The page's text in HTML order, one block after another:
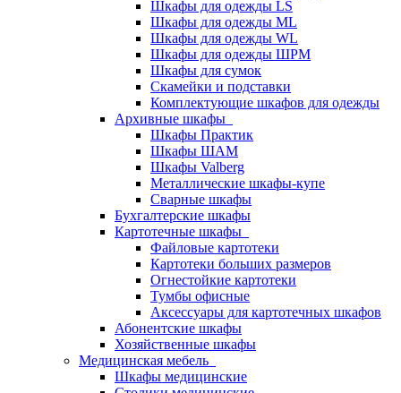
Шкафы для одежды LS
Шкафы для одежды ML
Шкафы для одежды WL
Шкафы для одежды ШРМ
Шкафы для сумок
Скамейки и подставки
Комплектующие шкафов для одежды
Архивные шкафы
Шкафы Практик
Шкафы ШАМ
Шкафы Valberg
Металлические шкафы-купе
Сварные шкафы
Бухгалтерские шкафы
Картотечные шкафы
Файловые картотеки
Картотеки больших размеров
Огнестойкие картотеки
Тумбы офисные
Аксессуары для картотечных шкафов
Абонентские шкафы
Хозяйственные шкафы
Медицинская мебель
Шкафы медицинские